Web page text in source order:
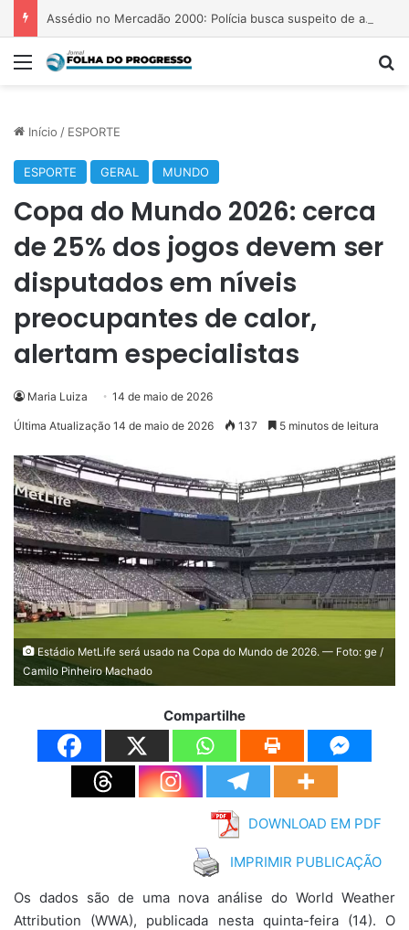
Assédio no Mercadão 2000: Polícia busca suspeito de agredir jovem
Menu
Início / ESPORTE
ESPORTE GERAL MUNDO
Copa do Mundo 2026: cerca
de 25% dos jogos devem ser
disputados em níveis
preocupantes de calor,
alertam especialistas
Maria Luiza 14 de maio de 2026
Última Atualização 14 de maio de 2026 137 5 minutos de leitura
Estádio MetLife será usado na Copa do Mundo de 2026. — Foto: ge /
Camilo Pinheiro Machado
Compartilhe
DOWNLOAD EM PDF
IMPRIMIR PUBLICAÇÃO
Os dados são de uma nova análise do World Weather
Attribution (WWA), publicada nesta quinta-feira (14). O